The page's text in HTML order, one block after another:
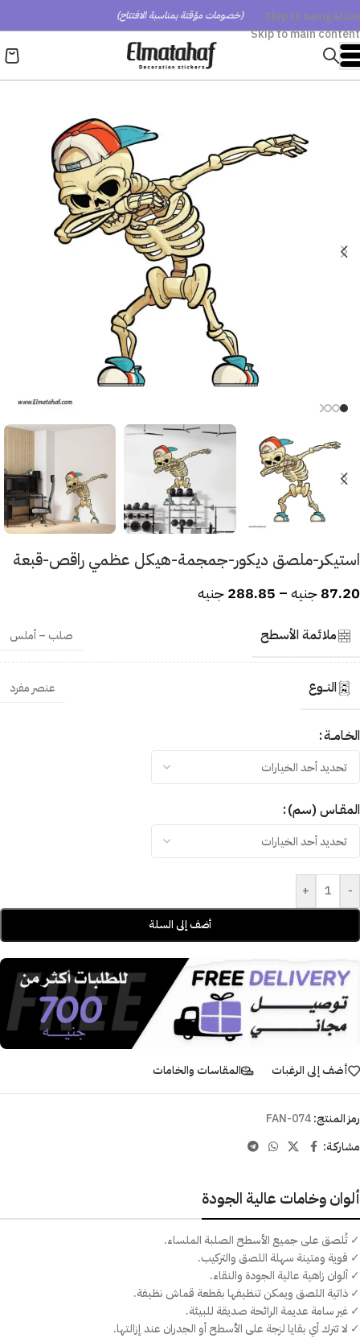
Skip to navigation
Skip to main content
(خصومات مؤقتة بمناسبة الافتتاح)
استيكر-ملصق ديكور-جمجمة-هيكل عظمي راقص-قبعة
87.20جنيه–
288.85جنيه
ملائمة الأسطح صلب – أملس
النــوع عنصر مفرد
الخـامــة
المقـاس (سم)
-
+
أضف إلى السلة
أضف إلى الرغبات المقاسات والخامات
رمز المنتج:FAN-074
مشاركـة:
ألوان وخامات عالية الجودة
✓ تُلصق على جميع الأسطح الصلبة الملساء.
✓ قوية ومتينة سهلة اللصق والتركيب.
✓ ألوان زاهية عالية الجودة والنقاء.
✓ ذاتية اللصق ويمكن تنظيفها بقطعة قماش نظيفة.
✓ غير سامة عديمة الرائحة صديقة للبيئة.
✓ لا تترك أي بقايا لزجة على الأسطح أو الجدران عند إزالتها.